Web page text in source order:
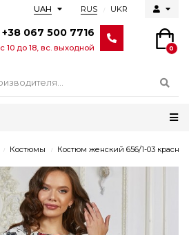
RUS UKR
UAH
+38 067 500 7716
с 10 до 18, вс. выходной 0
Костюмы Костюм женский 656/1-03